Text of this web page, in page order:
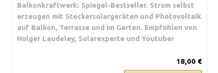
Balkonkraftwerk: Spiegel-Bestseller. Strom selbst
erzeugen mit Steckersolargeräten und Photovoltaik
auf Balkon, Terrasse und im Garten. Empfohlen von
Holger Laudeley, Solarexperte und Youtuber
18,00 €